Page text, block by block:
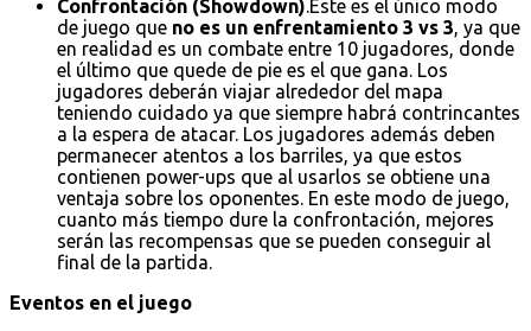
Confrontación (Showdown).Este es el único modo
de juego que no es un enfrentamiento 3 vs 3, ya que
en realidad es un combate entre 10 jugadores, donde
el último que quede de pie es el que gana. Los
jugadores deberán viajar alrededor del mapa
teniendo cuidado ya que siempre habrá contrincantes
a la espera de atacar. Los jugadores además deben
permanecer atentos a los barriles, ya que estos
contienen power-ups que al usarlos se obtiene una
ventaja sobre los oponentes. En este modo de juego,
cuanto más tiempo dure la confrontación, mejores
serán las recompensas que se pueden conseguir al
final de la partida.
Eventos en el juego